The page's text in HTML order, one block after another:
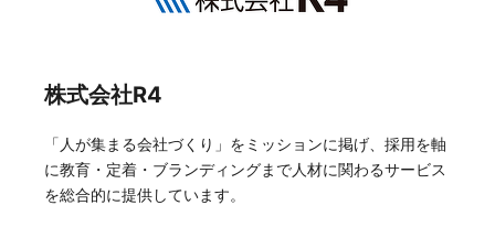
株式会社R4
「人が集まる会社づくり」をミッションに掲げ、採用を軸
に教育・定着・ブランディングまで人材に関わるサービス
を総合的に提供しています。